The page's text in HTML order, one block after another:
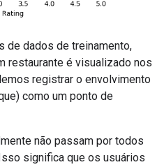
de dados de treinamento,
restaurante é visualizado nos
registrar o envolvimento
como um ponto de
não passam por todos
significa que os usuários